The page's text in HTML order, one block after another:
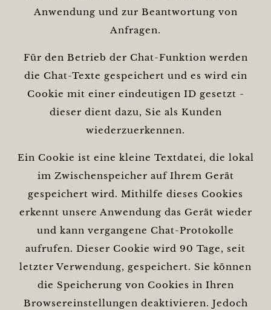
Anwendung und zur Beantwortung von
Anfragen.
Für den Betrieb der Chat-Funktion werden
die Chat-Texte gespeichert und es wird ein
Cookie mit einer eindeutigen ID gesetzt -
dieser dient dazu, Sie als Kunden
wiederzuerkennen.
Ein Cookie ist eine kleine Textdatei, die lokal
im Zwischenspeicher auf Ihrem Gerät
gespeichert wird. Mithilfe dieses Cookies
erkennt unsere Anwendung das Gerät wieder
und kann vergangene Chat-Protokolle
aufrufen. Dieser Cookie wird 90 Tage, seit
letzter Verwendung, gespeichert. Sie können
die Speicherung von Cookies in Ihren
Browsereinstellungen deaktivieren. Jedoch